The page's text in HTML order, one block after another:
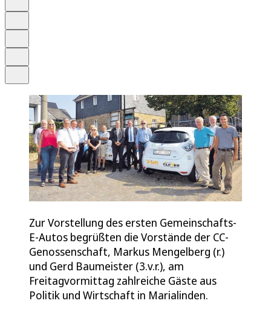
Zur Vorstellung des ersten Gemeinschafts-
E-Autos begrüßten die Vorstände der CC-
Genossenschaft, Markus Mengelberg (r.)
und Gerd Baumeister (3.v.r.), am
Freitagvormittag zahlreiche Gäste aus
Politik und Wirtschaft in Marialinden.